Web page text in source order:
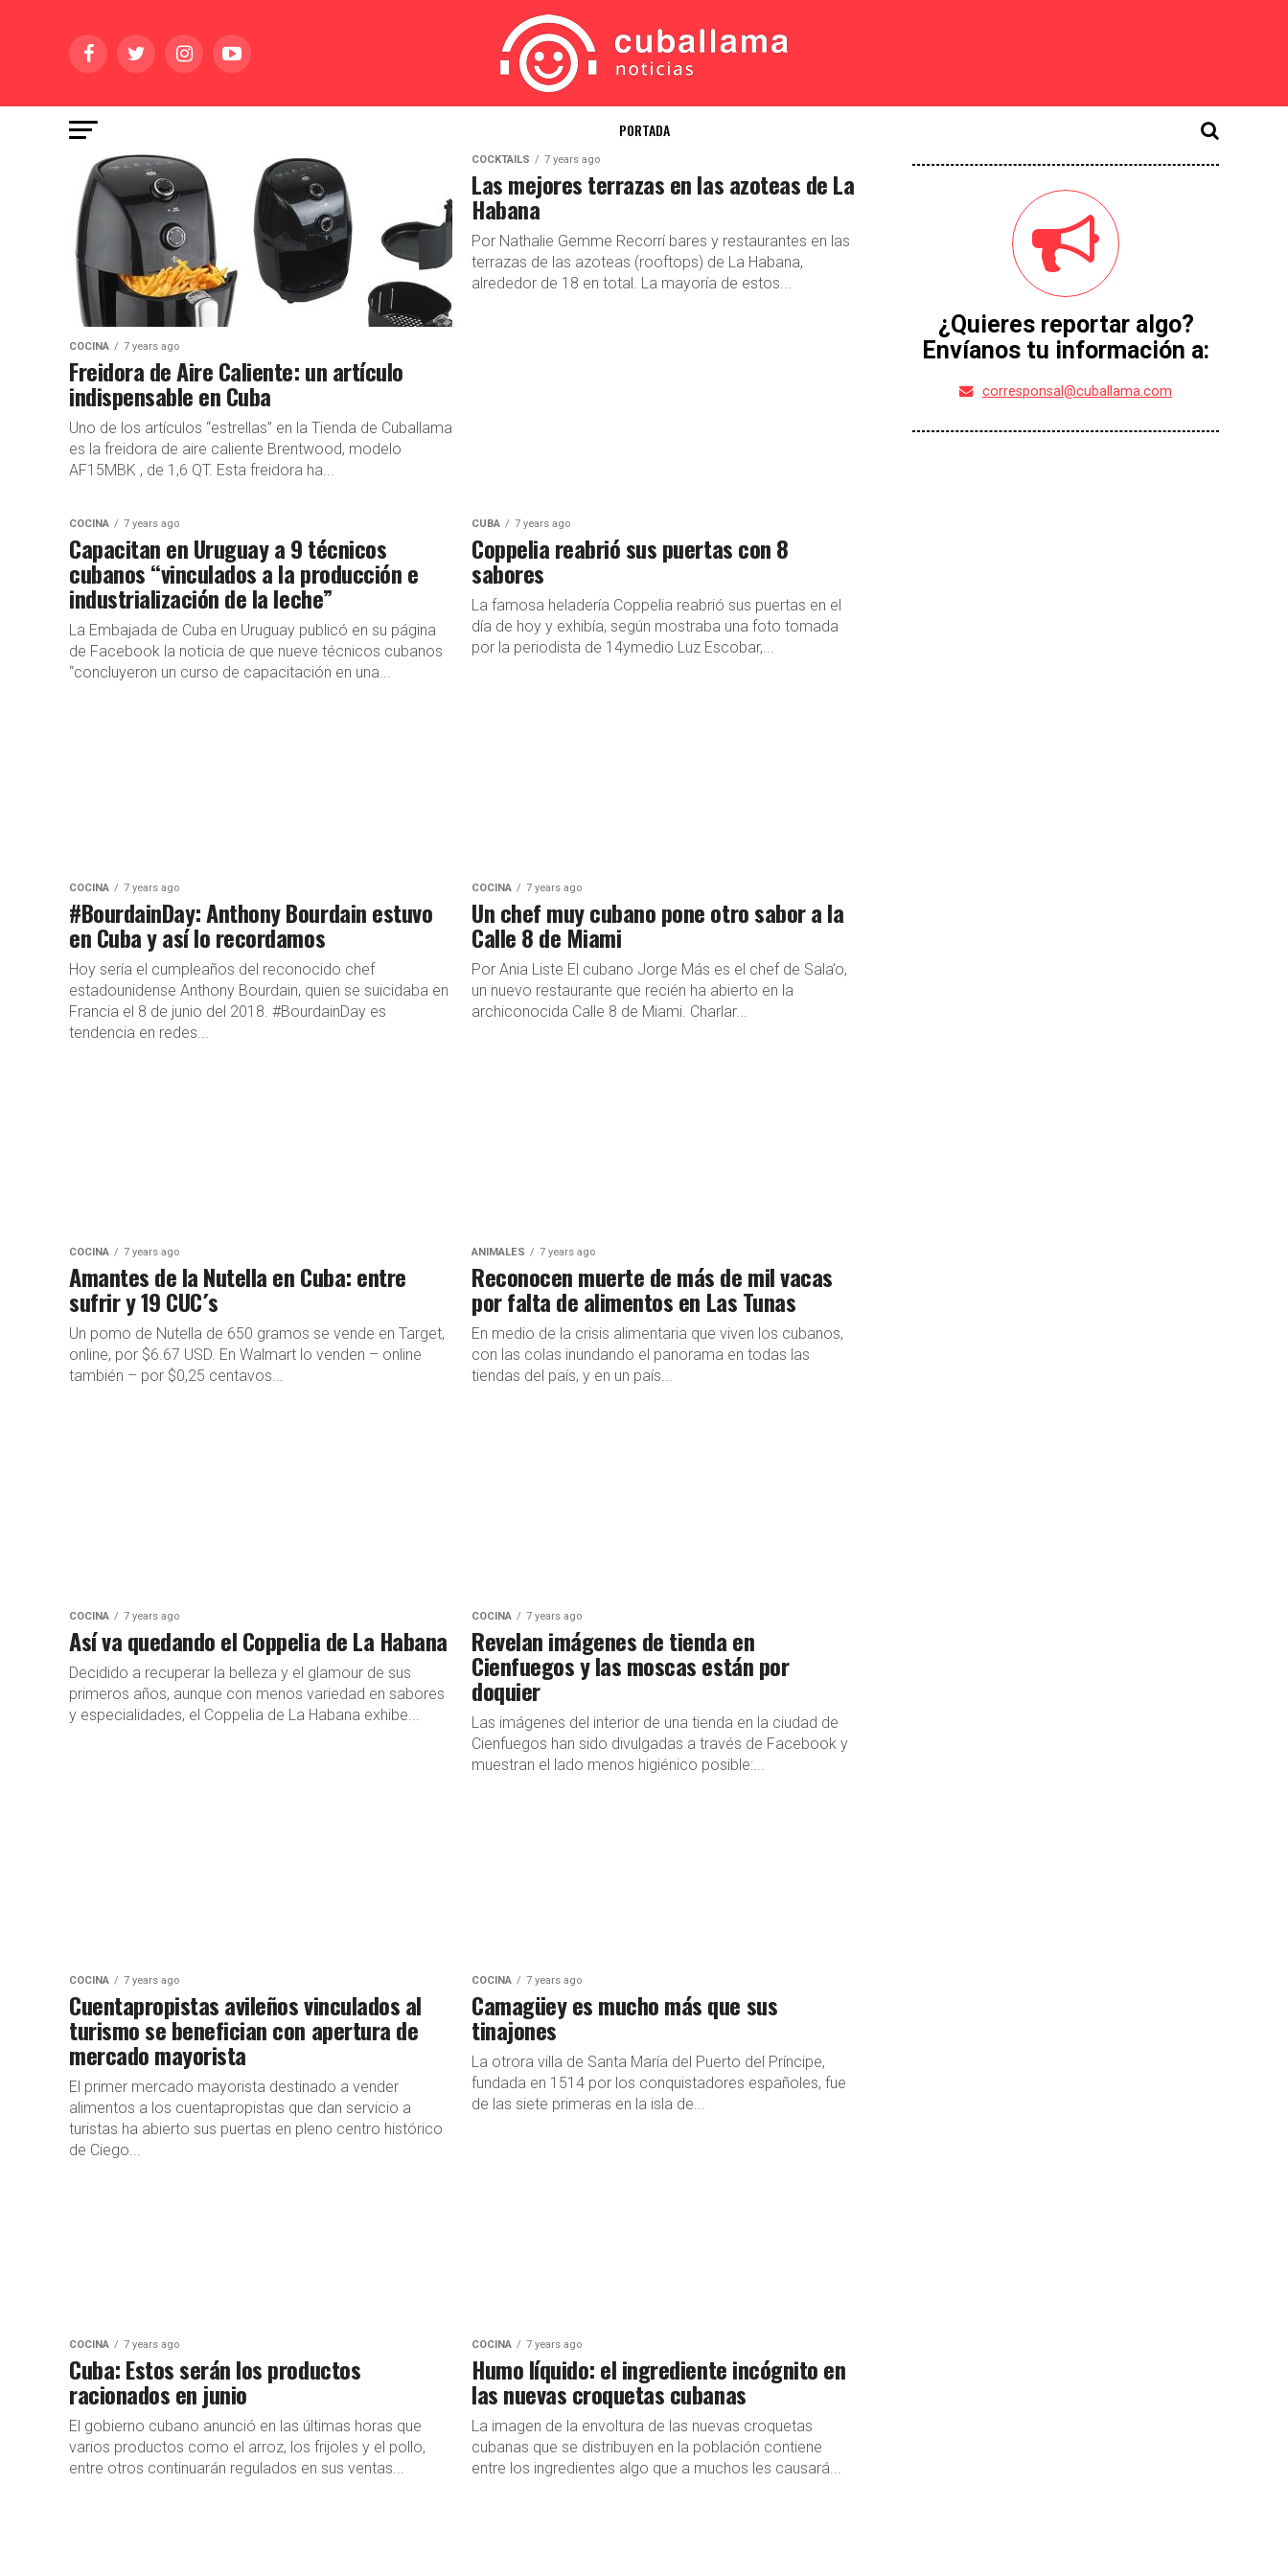
PORTADA
COCINA 7 years ago
Freidora de Aire Caliente: un artículo
indispensable en Cuba
Uno de los artículos “estrellas” en la Tienda de Cuballama
es la freidora de aire caliente Brentwood, modelo
AF15MBK , de 1,6 QT. Esta freidora ha...
COCKTAILS 7 years ago
Las mejores terrazas en las azoteas de La
Habana
Por Nathalie Gemme Recorrí bares y restaurantes en las
terrazas de las azoteas (rooftops) de La Habana,
alrededor de 18 en total. La mayoría de estos...
COCINA 7 years ago
Capacitan en Uruguay a 9 técnicos
cubanos “vinculados a la producción e
industrialización de la leche”
La Embajada de Cuba en Uruguay publicó en su página
de Facebook la noticia de que nueve técnicos cubanos
“concluyeron un curso de capacitación en una...
CUBA 7 years ago
Coppelia reabrió sus puertas con 8
sabores
La famosa heladería Coppelia reabrió sus puertas en el
día de hoy y exhibía, según mostraba una foto tomada
por la periodista de 14ymedio Luz Escobar,...
COCINA 7 years ago
#BourdainDay: Anthony Bourdain estuvo
en Cuba y así lo recordamos
Hoy sería el cumpleaños del reconocido chef
estadounidense Anthony Bourdain, quien se suicidaba en
Francia el 8 de junio del 2018. #BourdainDay es
tendencia en redes...
COCINA 7 years ago
Un chef muy cubano pone otro sabor a la
Calle 8 de Miami
Por Ania Liste El cubano Jorge Más es el chef de Sala’o,
un nuevo restaurante que recién ha abierto en la
archiconocida Calle 8 de Miami. Charlar...
COCINA 7 years ago
Amantes de la Nutella en Cuba: entre
sufrir y 19 CUC´s
Un pomo de Nutella de 650 gramos se vende en Target,
online, por $6.67 USD. En Walmart lo venden – online
también – por $0,25 centavos...
ANIMALES 7 years ago
Reconocen muerte de más de mil vacas
por falta de alimentos en Las Tunas
En medio de la crisis alimentaria que viven los cubanos,
con las colas inundando el panorama en todas las
tiendas del país, y en un país...
COCINA 7 years ago
Así va quedando el Coppelia de La Habana
Decidido a recuperar la belleza y el glamour de sus
primeros años, aunque con menos variedad en sabores
y especialidades, el Coppelia de La Habana exhibe...
COCINA 7 years ago
Revelan imágenes de tienda en
Cienfuegos y las moscas están por
doquier
Las imágenes del interior de una tienda en la ciudad de
Cienfuegos han sido divulgadas a través de Facebook y
muestran el lado menos higiénico posible:...
COCINA 7 years ago
Cuentapropistas avileños vinculados al
turismo se benefician con apertura de
mercado mayorista
El primer mercado mayorista destinado a vender
alimentos a los cuentapropistas que dan servicio a
turistas ha abierto sus puertas en pleno centro histórico
de Ciego...
COCINA 7 years ago
Camagüey es mucho más que sus
tinajones
La otrora villa de Santa María del Puerto del Príncipe,
fundada en 1514 por los conquistadores españoles, fue
de las siete primeras en la isla de...
COCINA 7 years ago
Cuba: Estos serán los productos
racionados en junio
El gobierno cubano anunció en las últimas horas que
varios productos como el arroz, los frijoles y el pollo,
entre otros continuarán regulados en sus ventas...
COCINA 7 years ago
Humo líquido: el ingrediente incógnito en
las nuevas croquetas cubanas
La imagen de la envoltura de las nuevas croquetas
cubanas que se distribuyen en la población contiene
entre los ingredientes algo que a muchos les causará...
¿Quieres reportar algo?
Envíanos tu información a:
corresponsal@cuballama.com